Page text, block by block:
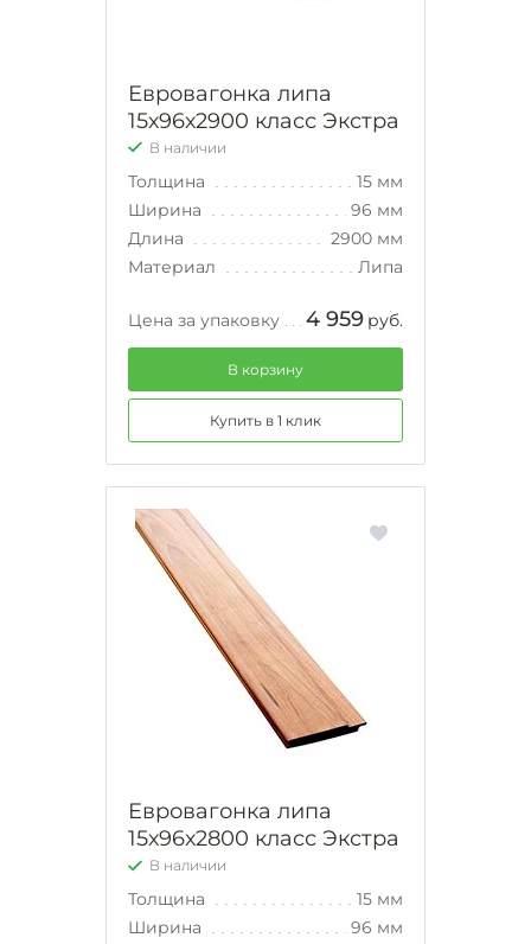
Евровагонка липа
15х96х2900 класс Экстра
В наличии
Толщина
15 мм
Ширина
96 мм
Длина
2900 мм
Материал
Липа
Цена за упаковку 4 959 руб.
В корзину
Купить в 1 клик
Евровагонка липа
15х96х2800 класс Экстра
В наличии
Толщина
15 мм
Ширина
96 мм